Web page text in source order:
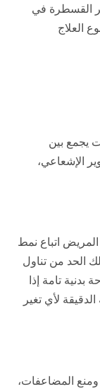
القسطرة في
العلاج
يجمع بين
الإشعاعي،
اتباع نمط
الحد من تناول
بدنية تامة إذا
لأي تغير
ومنع المضاعفات،